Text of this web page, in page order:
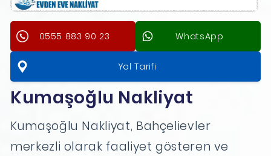
0555 883 90 23 WhatsApp
Yol Tarifi
Kumaşoğlu Nakliyat
Kumaşoğlu Nakliyat, Bahçelievler
merkezli olarak faaliyet gösteren ve